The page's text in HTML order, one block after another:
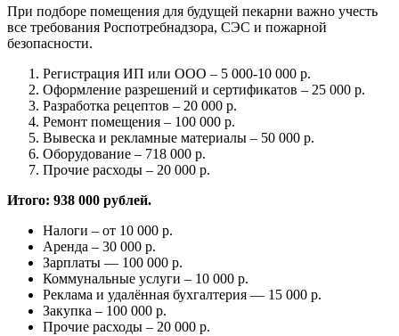
При подборе помещения для будущей пекарни важно учесть
все требования Роспотребнадзора, СЭС и пожарной
безопасности.
Регистрация ИП или ООО – 5 000-10 000 р.
Оформление разрешений и сертификатов – 25 000 р.
Разработка рецептов – 20 000 р.
Ремонт помещения – 100 000 р.
Вывеска и рекламные материалы – 50 000 р.
Оборудование – 718 000 р.
Прочие расходы – 20 000 р.
Итого: 938 000 рублей.
Налоги – от 10 000 р.
Аренда – 30 000 р.
Зарплаты — 100 000 р.
Коммунальные услуги – 10 000 р.
Реклама и удалённая бухгалтерия — 15 000 р.
Закупка – 100 000 р.
Прочие расходы – 20 000 р.